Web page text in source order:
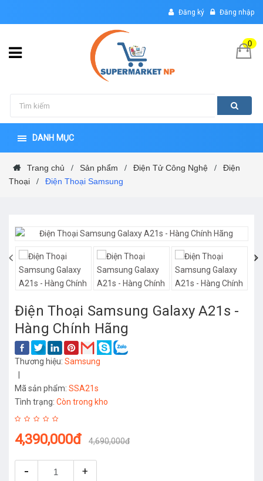
Đăng ký Đăng nhập
0
DANH MỤC
Trang chủ / Sản phẩm / Điện Tử Công Nghệ /
Điện
Thoại
/ Điện Thoại Samsung
‹ ›
Điện Thoại Samsung Galaxy A21s -
Hàng Chính Hãng
Thương hiệu: Samsung
Mã sản phẩm: SSA21s
Tình trạng: Còn trong kho
4,390,000đ 4,690,000đ
- +